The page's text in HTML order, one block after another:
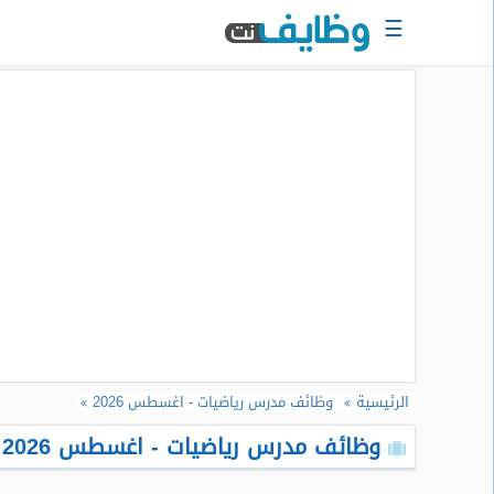
☰
الرئيسية وظائف مدرس رياضيات - اغسطس 2026
وظائف مدرس رياضيات - اغسطس 2026